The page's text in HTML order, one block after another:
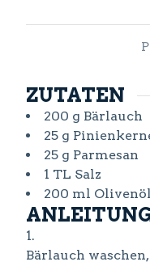
ZUTATEN
200 g Bärlauch
25 g
25 g Parmesan
1 TL Salz
200 ml Olivenöl
Bärlauch